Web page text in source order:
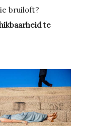
bruiloft?
te